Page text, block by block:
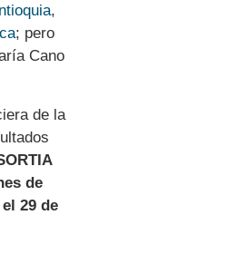
,
; pero
Cano
de la
de
29 de